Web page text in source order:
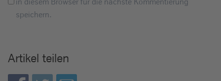
speichern.
Artikel teilen